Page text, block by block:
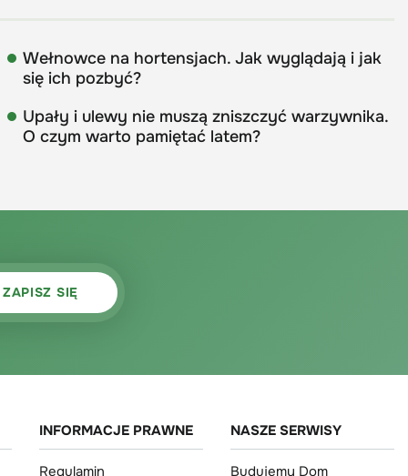
Wełnowce na hortensjach. Jak wyglądają i jak
się ich pozbyć?
Upały i ulewy nie muszą zniszczyć warzywnika.
O czym warto pamiętać latem?
INFORMACJE PRAWNE
Regulamin
NASZE SERWISY
Budujemy Dom